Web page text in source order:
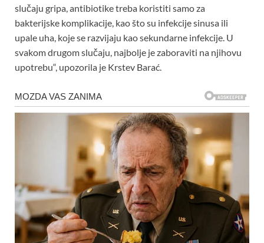
slučaju gripa, antibiotike treba koristiti samo za
bakterijske komplikacije, kao što su infekcije sinusa ili
upale uha, koje se razvijaju kao sekundarne infekcije. U
svakom drugom slučaju, najbolje je zaboraviti na njihovu
upotrebu“, upozorila je Krstev Barać.